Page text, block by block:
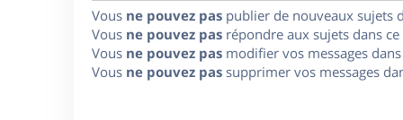
Vous ne pouvez pas publier de nouveaux sujets
Vous ne pouvez pas répondre aux sujets dans
Vous ne pouvez pas modifier vos messages
Vous ne pouvez pas supprimer vos messages